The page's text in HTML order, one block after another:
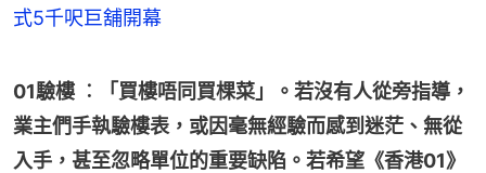
式5千呎巨舖開幕
01驗樓 ︰「買樓唔同買棵菜」。若沒有人從旁指導，
業主們手執驗樓表，或因毫無經驗而感到迷茫、無從
入手，甚至忽略單位的重要缺陷。若希望《香港01》